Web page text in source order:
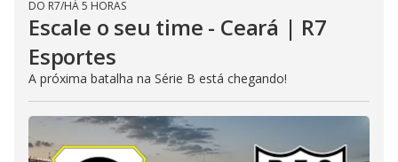
DO R7/HÁ 5 HORAS
Escale o seu time - Ceará | R7
Esportes
A próxima batalha na Série B está chegando!